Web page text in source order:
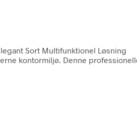
Sort Multifunktionel Løsning
kontormiljø. Denne